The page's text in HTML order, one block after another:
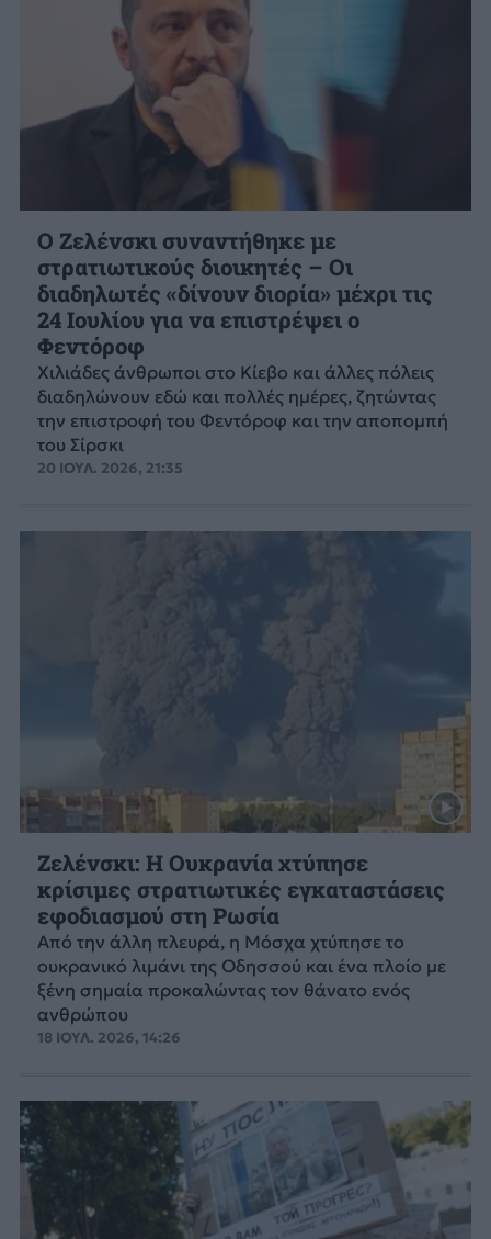
Ο Ζελένσκι συναντήθηκε με
στρατιωτικούς διοικητές – Οι
διαδηλωτές «δίνουν διορία» μέχρι τις
24 Ιουλίου για να επιστρέψει ο
Φεντόροφ
Χιλιάδες άνθρωποι στο Κίεβο και άλλες πόλεις
διαδηλώνουν εδώ και πολλές ημέρες, ζητώντας
την επιστροφή του Φεντόροφ και την αποπομπή
του Σίρσκι
20 ΙΟΥΛ. 2026, 21:35
Ζελένσκι: Η Ουκρανία χτύπησε
κρίσιμες στρατιωτικές εγκαταστάσεις
εφοδιασμού στη Ρωσία
Από την άλλη πλευρά, η Μόσχα χτύπησε το
ουκρανικό λιμάνι της Οδησσού και ένα πλοίο με
ξένη σημαία προκαλώντας τον θάνατο ενός
ανθρώπου
18 ΙΟΥΛ. 2026, 14:26